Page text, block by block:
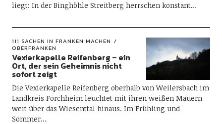
liegt: In der Binghöhle Streitberg herrschen konstant…
111 SACHEN IN FRANKEN MACHEN
OBERFRANKEN
Vexierkapelle Reifenberg – ein
Ort, der sein Geheimnis nicht
sofort zeigt
Die Vexierkapelle Reifenberg oberhalb von Weilersbach im
Landkreis Forchheim leuchtet mit ihren weißen Mauern
weit über das Wiesenttal hinaus. Im Frühling und
Sommer…